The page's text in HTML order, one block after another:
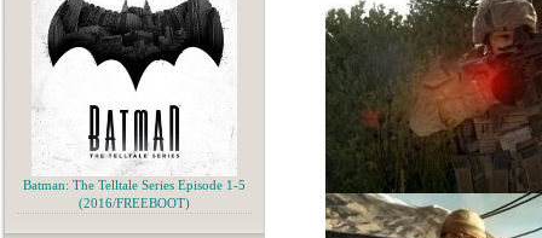
Batman: The Telltale Series Episode 1-5
(2016/FREEBOOT)